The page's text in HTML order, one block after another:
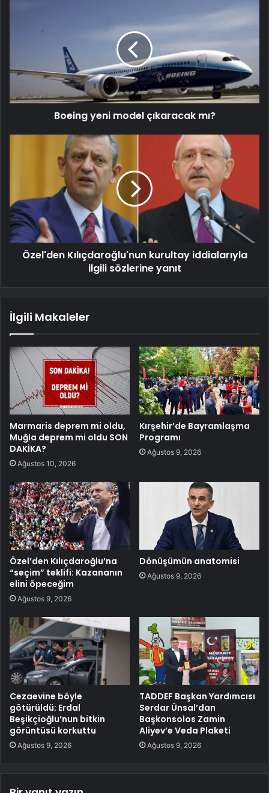
Boeing yeni model çıkaracak mı?
Özel'den Kılıçdaroğlu'nun kurultay iddialarıyla
ilgili sözlerine yanıt
İlgili Makaleler
Marmaris deprem mi oldu,
Muğla deprem mi oldu SON
DAKİKA?
Ağustos 10, 2026
Kırşehir’de Bayramlaşma
Programı
Ağustos 9, 2026
Özel’den Kılıçdaroğlu’na
“seçim” teklifi: Kazananın
elini öpeceğim
Ağustos 9, 2026
Dönüşümün anatomisi
Ağustos 9, 2026
Cezaevine böyle
götürüldü: Erdal
Beşikçioğlu’nun bitkin
görüntüsü korkuttu
Ağustos 9, 2026
TADDEF Başkan Yardımcısı
Serdar Ünsal’dan
Başkonsolos Zamin
Aliyev’e Veda Plaketi
Ağustos 9, 2026